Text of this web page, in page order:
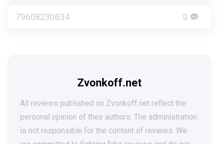
79608230634 0
Zvonkoff.net
All reviews published on Zvonkoff.net reflect the
personal opinion of their authors. The administration
is not responsible for the content of reviews. We